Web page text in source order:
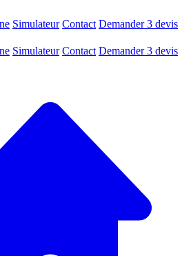
Simulateur Contact Demander 3 devis
Simulateur Contact Demander 3 devis